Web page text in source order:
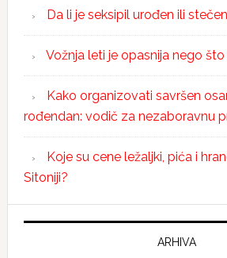
Da li je seksipil urođen ili
Vožnja leti je opasnija nego što
Kako organizovati savršen
rođendan: vodič za nezaboravnu
Koje su cene ležaljki, pića i
Sitoniji?
ARHIVA